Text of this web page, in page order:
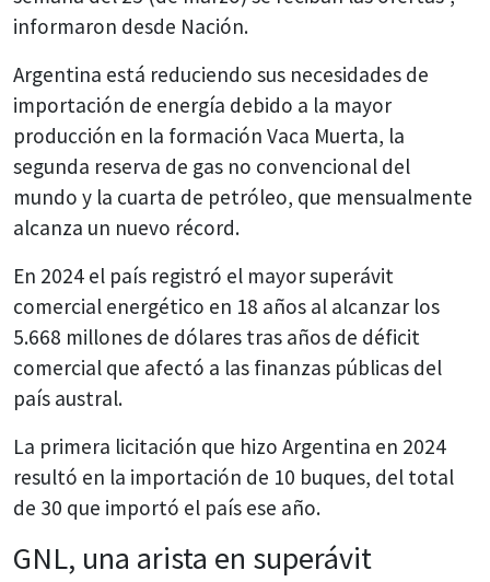
informaron desde Nación.
Argentina está reduciendo sus necesidades de
importación de energía debido a la mayor
producción en la formación Vaca Muerta, la
segunda reserva de gas no convencional del
mundo y la cuarta de petróleo, que mensualmente
alcanza un nuevo récord.
En 2024 el país registró el mayor superávit
comercial energético en 18 años al alcanzar los
5.668 millones de dólares tras años de déficit
comercial que afectó a las finanzas públicas del
país austral.
La primera licitación que hizo Argentina en 2024
resultó en la importación de 10 buques, del total
de 30 que importó el país ese año.
GNL, una arista en superávit